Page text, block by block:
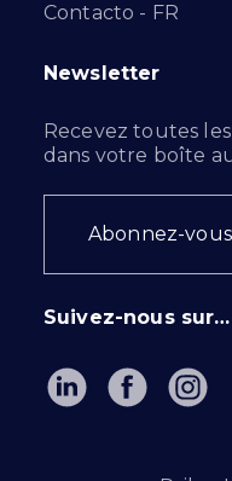
Contacto - FR
Newsletter
Recevez toutes
dans votre boîte
Abonnez-
Suivez-nous sur…